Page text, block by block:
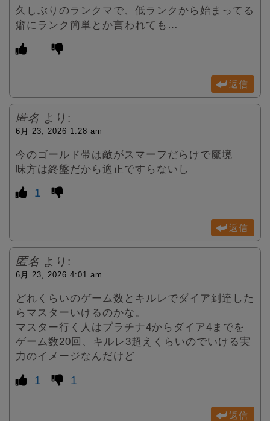
久しぶりのランクマで、低ランクから始まってる
癖にランク簡単とか言われても…
返信
匿名 より:
6月 23, 2026 1:28 am
今のゴールド帯は敵がスマーフだらけで魔境
味方は終盤だから適正ですらないし
1
返信
匿名 より:
6月 23, 2026 4:01 am
どれくらいのゲーム数とキルレでダイア到達した
らマスターいけるのかな。
マスター行く人はプラチナ4からダイア4までを
ゲーム数20回、キルレ3超えくらいのでいける実
力のイメージなんだけど
1 1
返信